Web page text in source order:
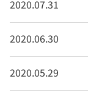
2020.07.31
2020.06.30
2020.05.29